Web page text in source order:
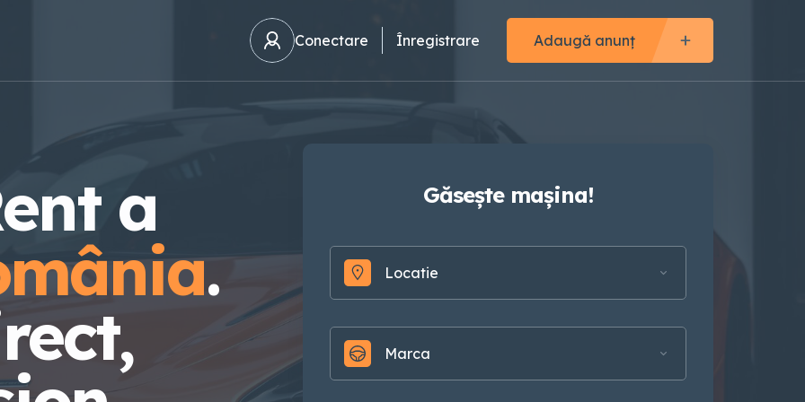
Conectare Înregistrare Adaugă anunț
a
.
Găsește mașina!
Locatie
Marca